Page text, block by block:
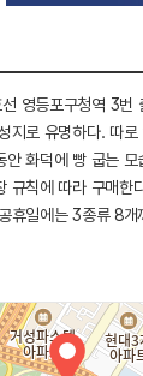
영등포구청역 3번
지로 유명하다. 따
안 화덕에 빵 굽는
규칙에 따라 구매한
휴일에는 3종류 8개
한다. 커피나 샌드위